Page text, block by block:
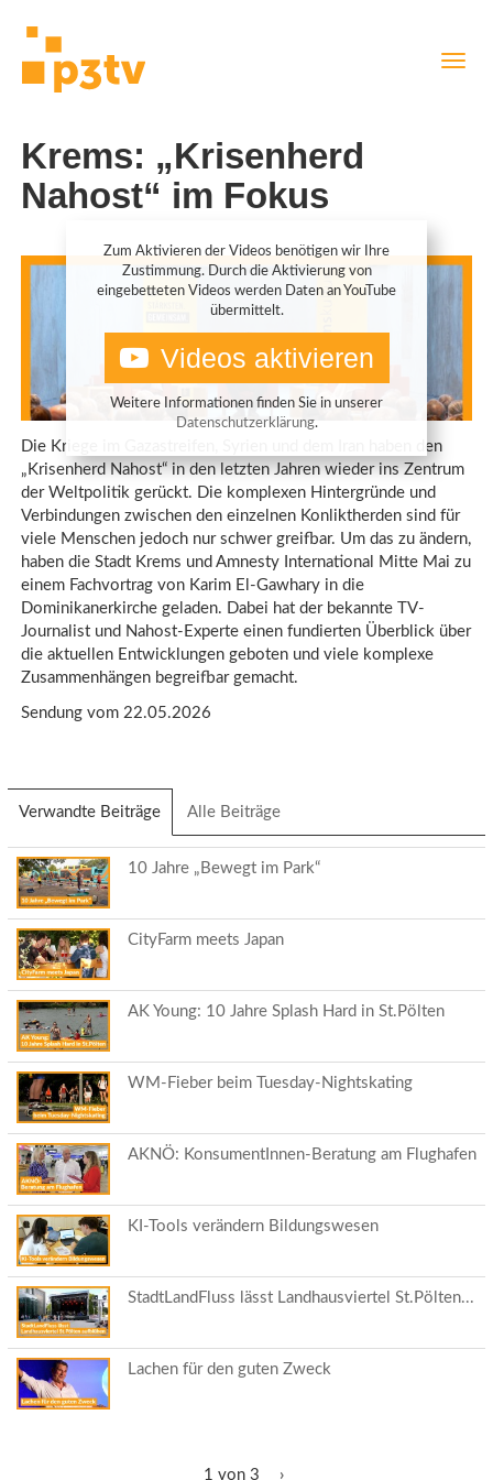
Krems: „Krisenherd
Nahost“ im Fokus
Zum Aktivieren der Videos benötigen wir Ihre
Zustimmung. Durch die Aktivierung von
eingebetteten Videos werden Daten an YouTube
übermittelt.
Videos aktivieren
Weitere Informationen finden Sie in unserer
Datenschutzerklärung.
Die Kriege im Gazastreifen, Syrien und dem Iran haben den
„Krisenherd Nahost“ in den letzten Jahren wieder ins Zentrum
der Weltpolitik gerückt. Die komplexen Hintergründe und
Verbindungen zwischen den einzelnen Konliktherden sind für
viele Menschen jedoch nur schwer greifbar. Um das zu ändern,
haben die Stadt Krems und Amnesty International Mitte Mai zu
einem Fachvortrag von Karim El-Gawhary in die
Dominikanerkirche geladen. Dabei hat der bekannte TV-
Journalist und Nahost-Experte einen fundierten Überblick über
die aktuellen Entwicklungen geboten und viele komplexe
Zusammenhängen begreifbar gemacht.
Sendung vom 22.05.2026
Verwandte Beiträge (aktiver
Reiter)
Alle Beiträge
10 Jahre „Bewegt im Park“
CityFarm meets Japan
AK Young: 10 Jahre Splash Hard in St.Pölten
WM-Fieber beim Tuesday-Nightskating
AKNÖ: KonsumentInnen-Beratung am Flughafen
KI-Tools verändern Bildungswesen
StadtLandFluss lässt Landhausviertel St.Pölten...
Lachen für den guten Zweck
1 von 3 ›